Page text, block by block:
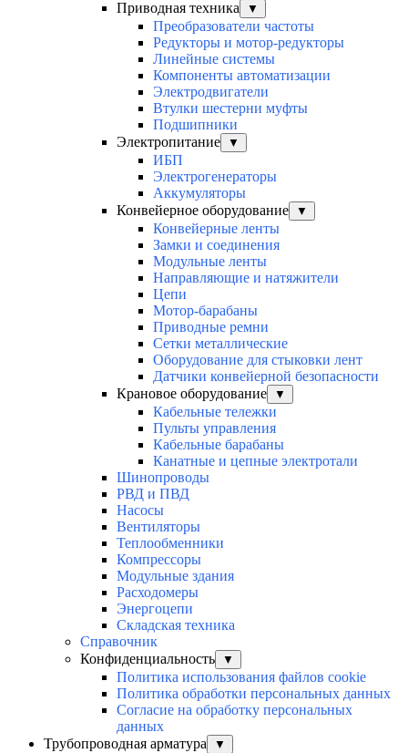
Приводная техника
▼
Преобразователи частоты
Редукторы и мотор-редукторы
Линейные системы
Компоненты автоматизации
Электродвигатели
Втулки шестерни муфты
Подшипники
Электропитание
▼
ИБП
Электрогенераторы
Аккумуляторы
Конвейерное оборудование
▼
Конвейерные ленты
Замки и соединения
Модульные ленты
Направляющие и натяжители
Цепи
Мотор-барабаны
Приводные ремни
Сетки металлические
Оборудование для стыковки лент
Датчики конвейерной безопасности
Крановое оборудование
▼
Кабельные тележки
Пульты управления
Кабельные барабаны
Канатные и цепные электротали
Шинопроводы
РВД и ПВД
Насосы
Вентиляторы
Теплообменники
Компрессоры
Модульные здания
Расходомеры
Энергоцепи
Складская техника
Справочник
Конфиденциальность
▼
Политика использования файлов cookie
Политика обработки персональных данных
Согласие на обработку персональных
данных
Трубопроводная арматура
▼